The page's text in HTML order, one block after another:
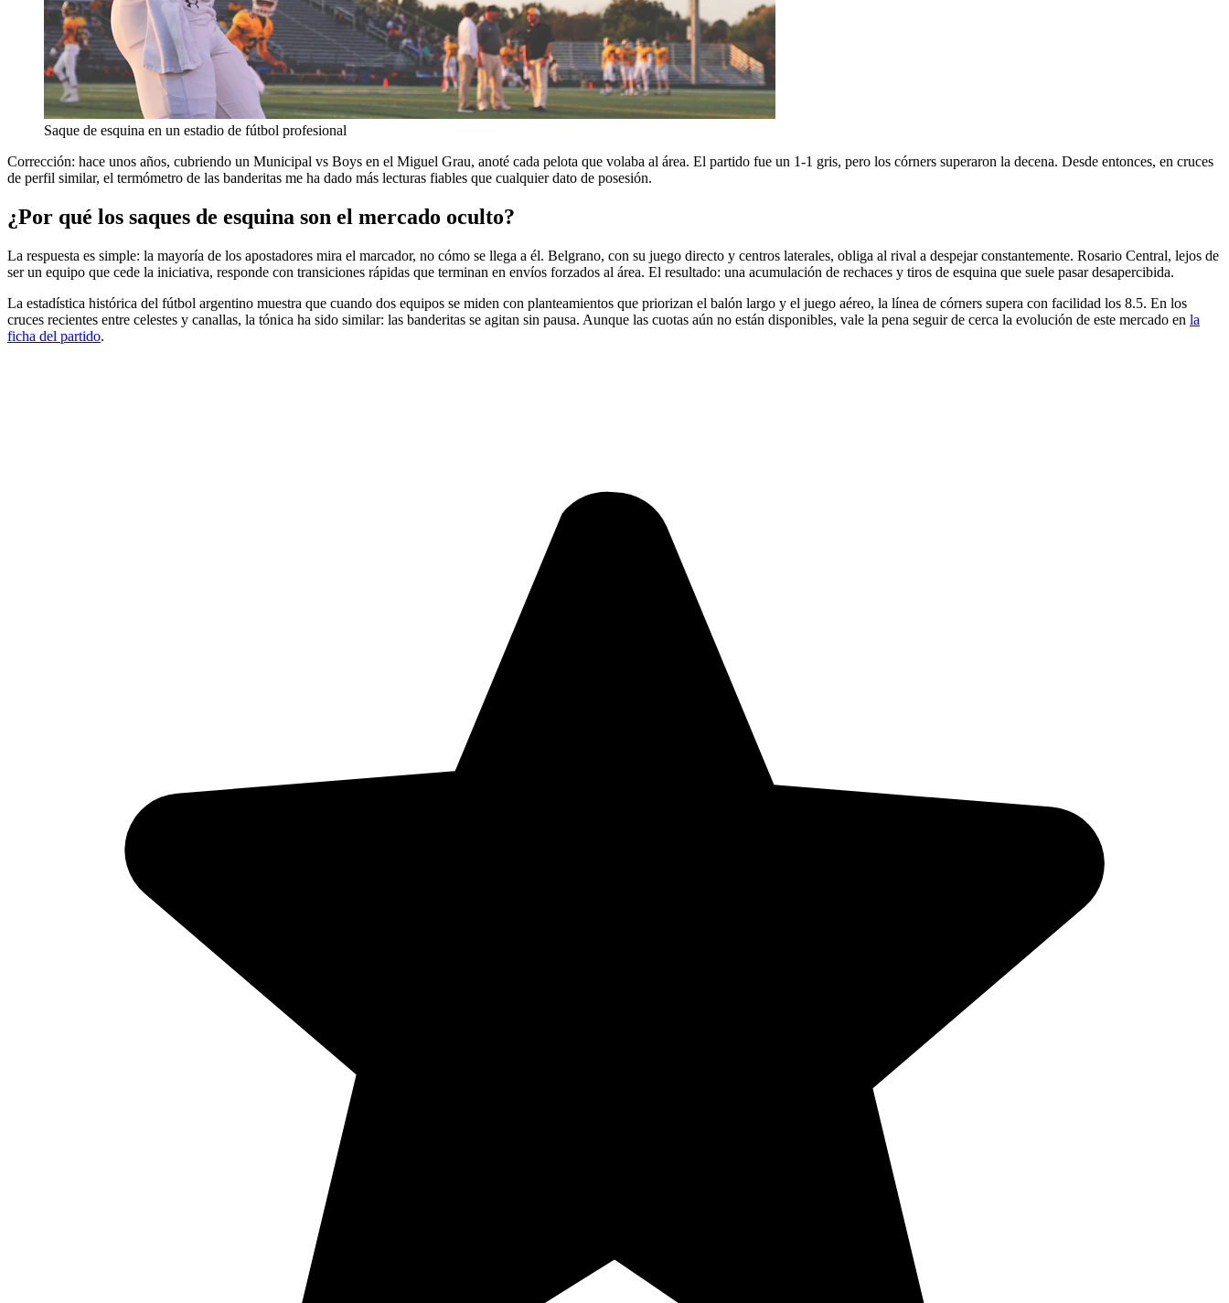
Saque de esquina en un estadio de fútbol profesional
Corrección: hace unos años, cubriendo un Municipal vs Boys en el Miguel Grau, anoté cada pelota que volaba al área. El partido fue un 1-1 gris, pero los córners superaron la decena. Desde entonces, en cruces
de perfil similar, el termómetro de las banderitas me ha dado más lecturas fiables que cualquier dato de posesión.
¿Por qué los saques de esquina son el mercado oculto?
La respuesta es simple: la mayoría de los apostadores mira el marcador, no cómo se llega a él. Belgrano, con su juego directo y centros laterales, obliga al rival a despejar constantemente. Rosario Central, lejos de
ser un equipo que cede la iniciativa, responde con transiciones rápidas que terminan en envíos forzados al área. El resultado: una acumulación de rechaces y tiros de esquina que suele pasar desapercibida.
La estadística histórica del fútbol argentino muestra que cuando dos equipos se miden con planteamientos que priorizan el balón largo y el juego aéreo, la línea de córners supera con facilidad los 8.5. En los
cruces recientes entre celestes y canallas, la tónica ha sido similar: las banderitas se agitan sin pausa. Aunque las cuotas aún no están disponibles, vale la pena seguir de cerca la evolución de este mercado en la
ficha del partido.